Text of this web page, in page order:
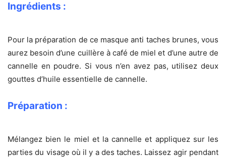
Ingrédients :
Pour la préparation de ce masque anti taches brunes, vous
aurez besoin d’une cuillère à café de miel et d’une autre de
cannelle en poudre. Si vous n’en avez pas, utilisez deux
gouttes d’huile essentielle de cannelle.
Préparation :
Mélangez bien le miel et la cannelle et appliquez sur les
parties du visage où il y a des taches. Laissez agir pendant